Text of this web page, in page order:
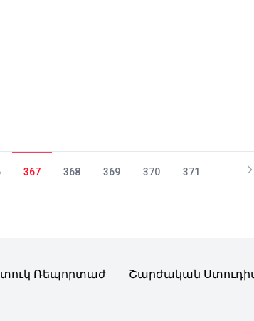
367 368 369 370 371
Ռեպորտաժ Շարժական